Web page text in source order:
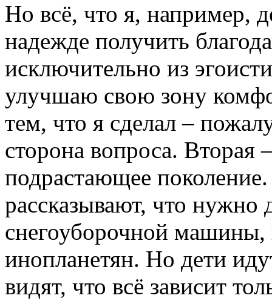
Но всё, что я, например,
надежде получить
исключительно из
улучшаю свою зону
тем, что я сделал –
сторона вопроса. Вторая
подрастающее
рассказывают, что
снегоуборочной машины,
инопланетян. Но дети
видят, что всё зависит